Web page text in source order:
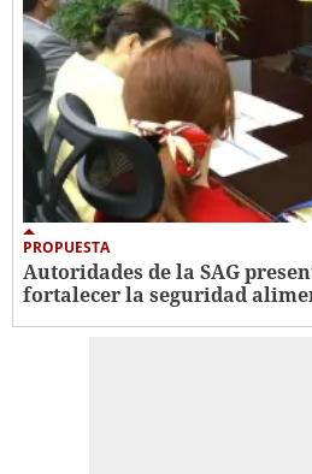
PROPUESTA
Autoridades de la SAG
fortalecer la seguridad